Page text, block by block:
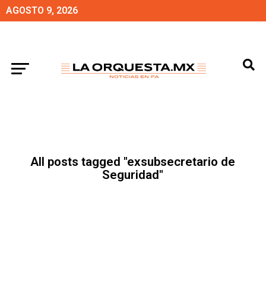
AGOSTO 9, 2026
All posts tagged "exsubsecretario de
Seguridad"